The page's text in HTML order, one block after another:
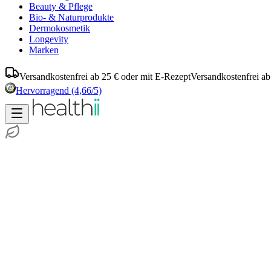
Beauty & Pflege
Bio- & Naturprodukte
Dermokosmetik
Longevity
Marken
Versandkostenfrei ab 25 € oder mit E-RezeptVersandkostenfrei
Hervorragend (4,66/5)